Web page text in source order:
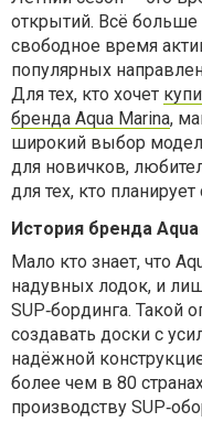
открытий. Всё
свободное время
популярных
Для тех, кто хочет
бренда Aqua Marina,
широкий выбор
для новичков,
для тех, кто
История бренда
Мало кто знает, что
надувных лодок, и
SUP‑бординга. Такой
создавать доски с
надёжной
более чем в 80
производству